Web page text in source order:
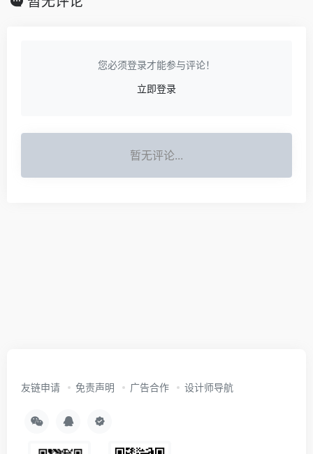
您必须登录才能参与评论！
立即登录
暂无评论...
友链申请 免责声明 广告合作 设计师导航